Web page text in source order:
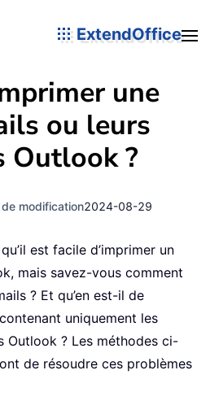
ExtendOffice
une
ou leurs
Outlook ?
de modification2024-08-29
est facile d’imprimer un
mais savez-vous comment
? Et qu’en est-il de
uniquement les
Outlook ? Les méthodes ci-
de résoudre ces problèmes